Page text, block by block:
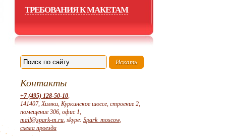
ТРЕБОВАНИЯ К МАКЕТАМ
Контакты
+7 (495) 128-50-10,
141407, Химки, Куркинское шоссе, строение 2,
помещение 306, офис 1,
mail@spark-m.ru, skype: Spark_moscow,
схема проезда